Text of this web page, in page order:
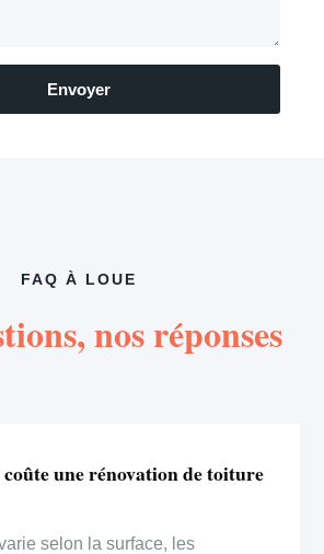
Envoyer
FAQ À LOUE
nos réponses
une rénovation de toiture
selon la surface, les